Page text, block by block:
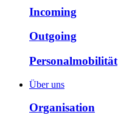
Incoming
Outgoing
Personalmobilität
Über uns
Organisation